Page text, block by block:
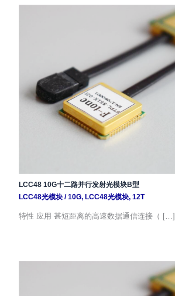
LCC48 10G十二路并行发射光模块B型
LCC48光模块/10G, LCC48光模块, 12T
特性 应用 甚短距离的高速数据通信连接（ […]